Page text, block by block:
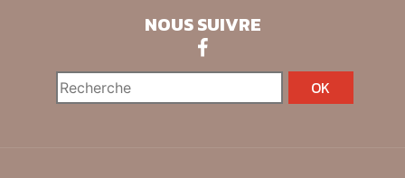
NOUS SUIVRE